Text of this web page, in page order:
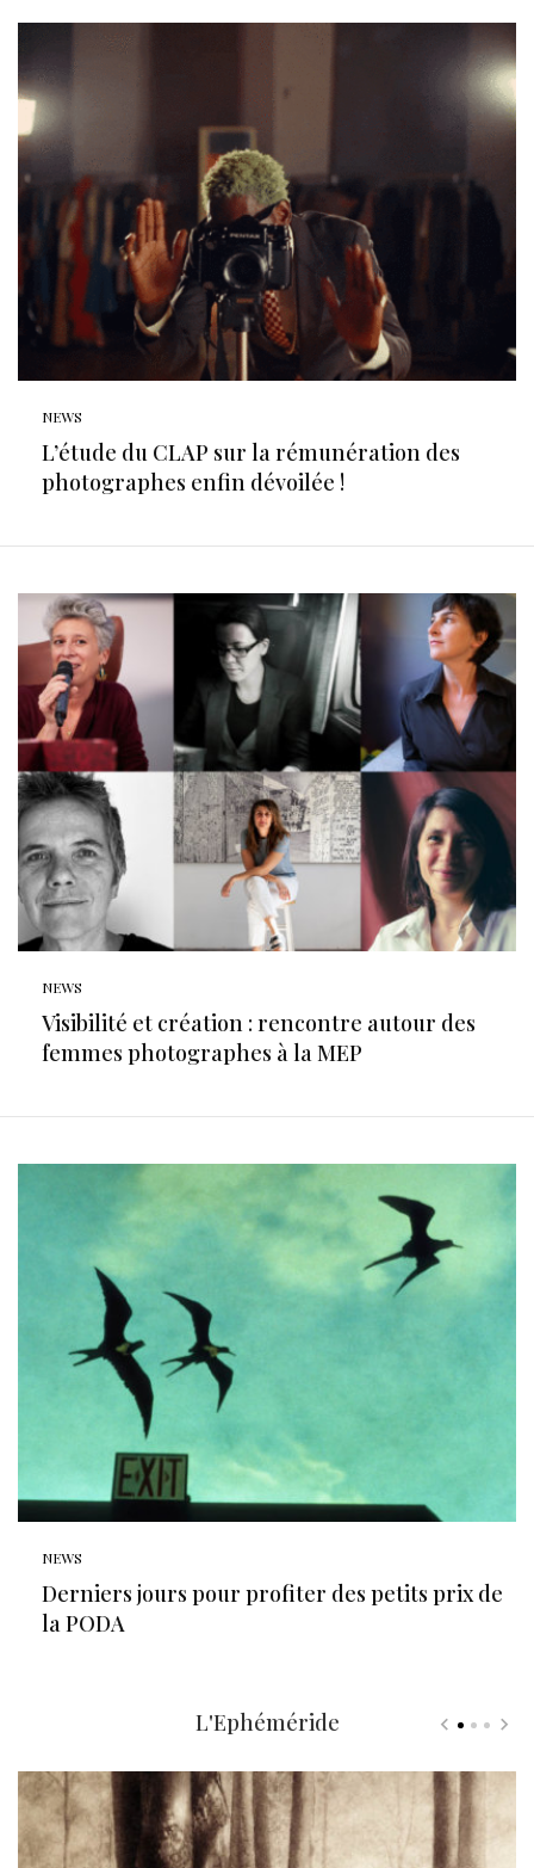
NEWS
L’étude du CLAP sur la rémunération des
photographes enfin dévoilée !
NEWS
Visibilité et création : rencontre autour des
femmes photographes à la MEP
NEWS
Derniers jours pour profiter des petits prix de
la PODA
L'Ephéméride